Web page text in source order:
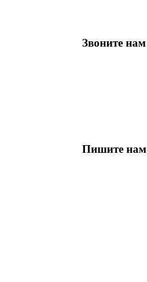
Звоните нам
Пишите нам